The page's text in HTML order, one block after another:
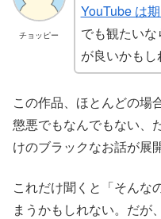
チョッピー
YouTube は
でも観たい
が良いかもし
この作品、ほとんどの場
懲悪でもなんでもない、
けのブラックなお話が展
これだけ聞くと「そん
まうかもしれない。だが